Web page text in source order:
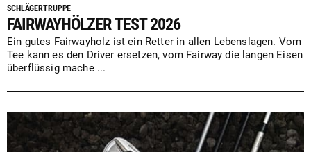
SCHLÄGERTRUPPE
FAIRWAYHÖLZER TEST 2026
Ein gutes Fairwayholz ist ein Retter in allen Lebenslagen. Vom
Tee kann es den Driver ersetzen, vom Fairway die langen Eisen
überflüssig mache ...